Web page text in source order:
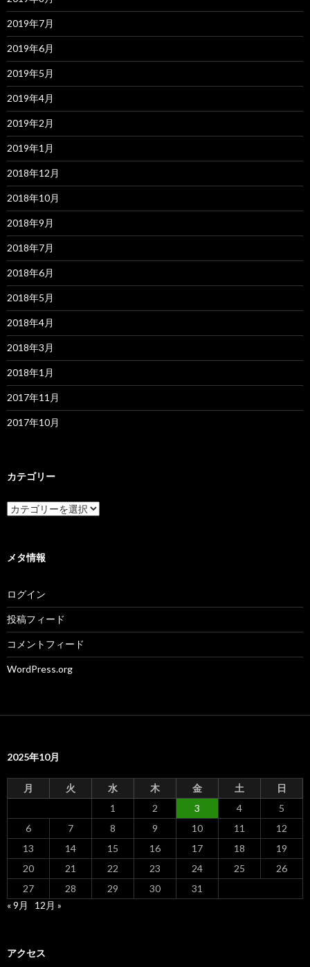
2019年7月
2019年6月
2019年5月
2019年4月
2019年2月
2019年1月
2018年12月
2018年10月
2018年9月
2018年7月
2018年6月
2018年5月
2018年4月
2018年3月
2018年1月
2017年11月
2017年10月
カテゴリー
カ
テ
ー
メタ情報
ログイン
投稿フィード
コメントフィード
WordPress.org
2025年10月
月 火 水 木 金 土
日
1
2 3 4
5
6
7 8 9 10 11
12
13
14 15 16 17 18
19
20
21 22 23 24 25
26
27
28 29 30
31
« 9月
12月 »
アクセス